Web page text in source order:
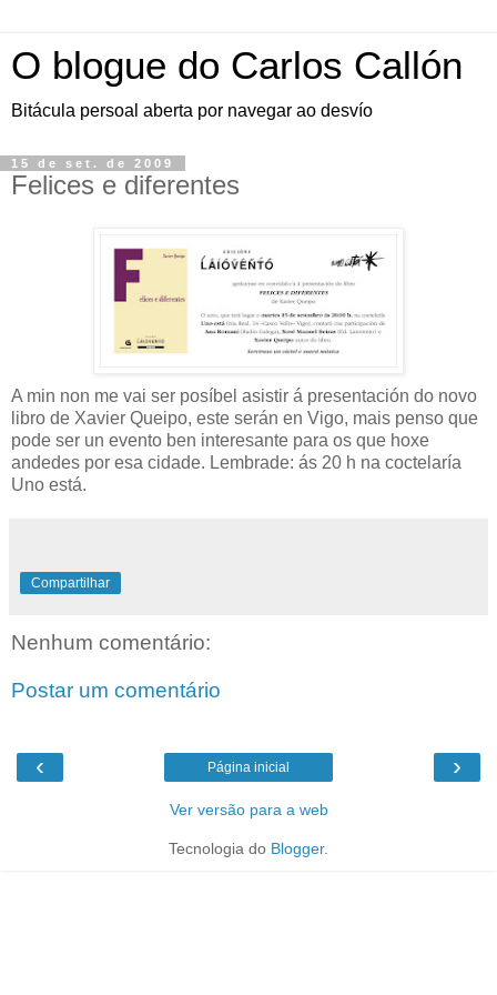
O blogue do Carlos Callón
Bitácula persoal aberta por navegar ao desvío
15 de set. de 2009
Felices e diferentes
A min non me vai ser posíbel asistir á presentación do novo
libro de Xavier Queipo, este serán en Vigo, mais penso que
pode ser un evento ben interesante para os que hoxe
andedes por esa cidade. Lembrade: ás 20 h na coctelaría
Uno está.
Compartilhar
Nenhum comentário:
Postar um comentário
‹ ›
Página inicial
Ver versão para a web
Tecnologia do Blogger.